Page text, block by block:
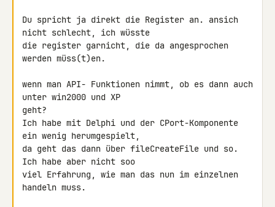
Du spricht ja direkt die Register an. ansich
nicht schlecht, ich wüsste
die register garnicht, die da angesprochen
werden müss(t)en.
wenn man API- Funktionen nimmt, ob es dann auch
unter win2000 und XP
geht?
Ich habe mit Delphi und der CPort-Komponente
ein wenig herumgespielt,
da geht das dann über fileCreateFile und so.
Ich habe aber nicht soo
viel Erfahrung, wie man das nun im einzelnen
handeln muss.